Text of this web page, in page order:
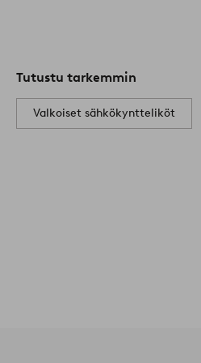
Tutustu tarkemmin
Valkoiset sähkökyntteliköt